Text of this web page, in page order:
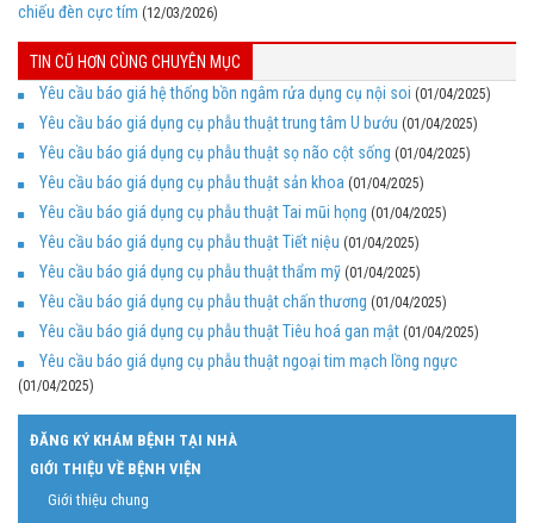
chiếu đèn cực tím (12/03/2026)
TIN CŨ HƠN CÙNG CHUYÊN MỤC
Yêu cầu báo giá hệ thống bồn ngâm rửa dụng cụ nội soi (01/04/2025)
Yêu cầu báo giá dụng cụ phẫu thuật trung tâm U bướu (01/04/2025)
Yêu cầu báo giá dụng cụ phẫu thuật sọ não cột sống (01/04/2025)
Yêu cầu báo giá dụng cụ phẫu thuật sản khoa (01/04/2025)
Yêu cầu báo giá dụng cụ phẫu thuật Tai mũi họng (01/04/2025)
Yêu cầu báo giá dụng cụ phẫu thuật Tiết niệu (01/04/2025)
Yêu cầu báo giá dụng cụ phẫu thuật thẩm mỹ (01/04/2025)
Yêu cầu báo giá dụng cụ phẫu thuật chấn thương (01/04/2025)
Yêu cầu báo giá dụng cụ phẫu thuật Tiêu hoá gan mật (01/04/2025)
Yêu cầu báo giá dụng cụ phẫu thuật ngoại tim mạch lồng ngực
(01/04/2025)
ĐĂNG KÝ KHÁM BỆNH TẠI NHÀ
GIỚI THIỆU VỀ BỆNH VIỆN
Giới thiệu chung